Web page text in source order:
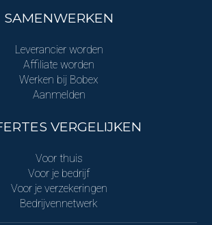
SAMENWERKEN
Leverancier worden
Affiliate worden
Werken bij Bobex
Aanmelden
VERGELIJKEN
Voor thuis
Voor je bedrijf
Voor je verzekeringen
Bedrijvennetwerk